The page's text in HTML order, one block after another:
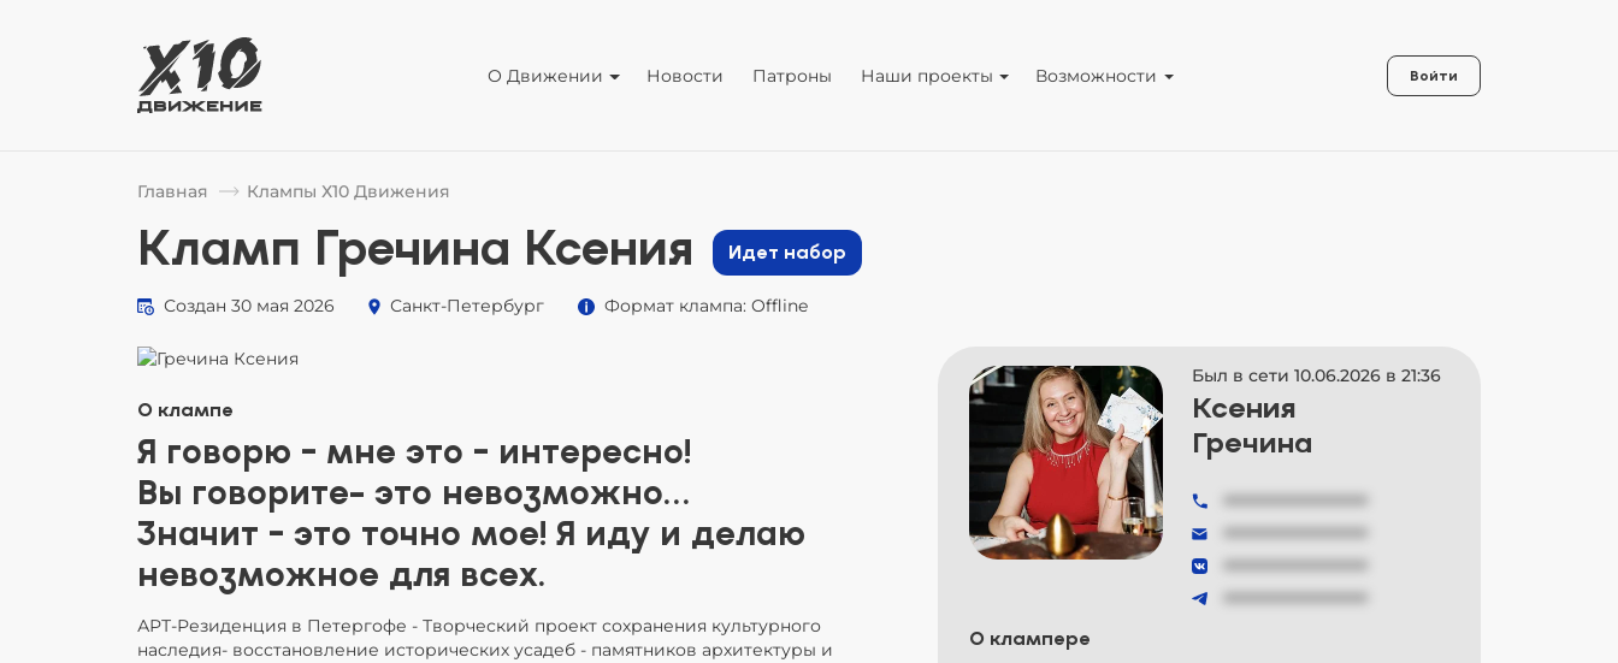
О Движении Новости Патроны Наши проекты Возможности Войти
Главная Клампы Х10 Движения
Кламп Гречина Ксения Идет набор
Создан 30 мая 2026 Санкт-Петербург Формат клампа: Offline
О клампе
Я говорю - мне это - интересно!
Вы говорите- это невозможно…
Значит - это точно мое! Я иду и делаю
невозможное для всех.
АРТ-Резиденция в Петергофе - Творческий проект сохранения культурного
наследия- восстановление исторических усадеб - памятников архитектуры и
Был в сети 10.06.2026 в 21:36
Ксения
Гречина
О клампере